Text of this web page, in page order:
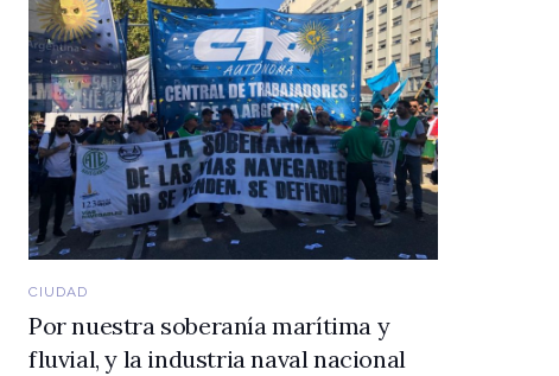
CIUDAD
Por nuestra soberanía marítima y
fluvial, y la industria naval nacional